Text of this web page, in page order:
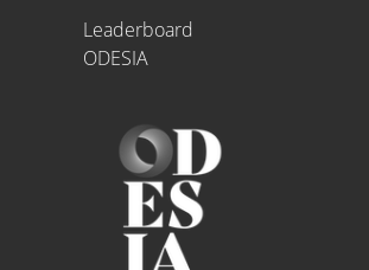
Leaderboard
ODESIA